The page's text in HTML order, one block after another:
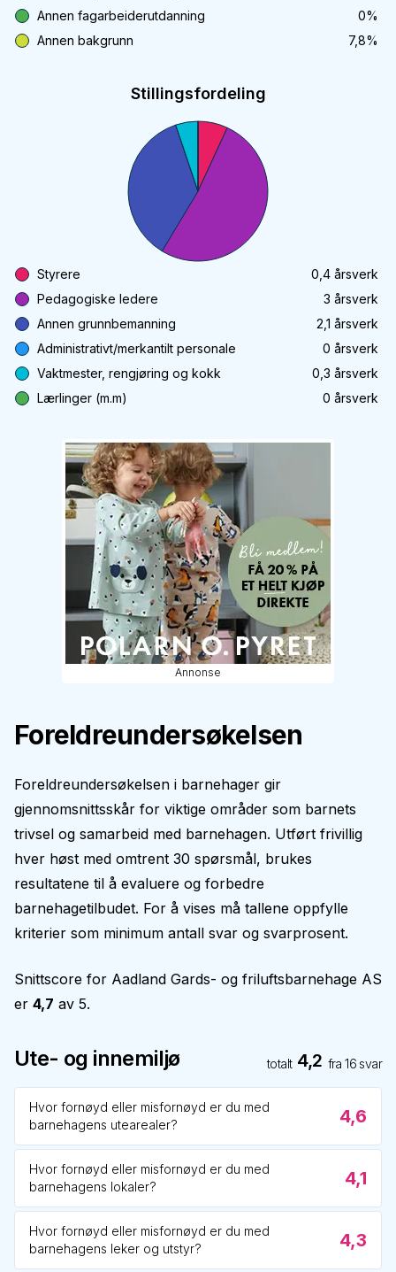
Annen fagarbeiderutdanning
0%
Annen bakgrunn
7,8%
Stillingsfordeling
Styrere 0,4 årsverk
Pedagogiske ledere
3 årsverk
Annen grunnbemanning
2,1 årsverk
Administrativt/merkantilt personale
0 årsverk
Vaktmester, rengjøring og kokk
0,3 årsverk
Lærlinger (m.m)
0 årsverk
Annonse
Foreldreundersøkelsen
Foreldreundersøkelsen i barnehager gir
gjennomsnittsskår for viktige områder som barnets
trivsel og samarbeid med barnehagen. Utført frivillig
hver høst med omtrent 30 spørsmål, brukes
resultatene til å evaluere og forbedre
barnehagetilbudet. For å vises må tallene oppfylle
kriterier som minimum antall svar og svarprosent.
Snittscore for Aadland Gards- og friluftsbarnehage AS
er 4,7 av 5.
Ute- og innemiljø totalt 4,2 fra16 svar
Hvor fornøyd eller misfornøyd er du med
barnehagens utearealer?
4,6
Hvor fornøyd eller misfornøyd er du med
barnehagens lokaler?
4,1
Hvor fornøyd eller misfornøyd er du med
barnehagens leker og utstyr?
4,3